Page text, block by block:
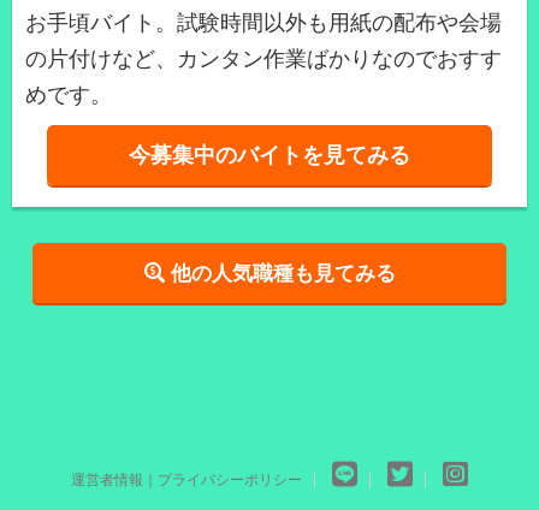
お手頃バイト。試験時間以外も用紙の配布や会場
の片付けなど、カンタン作業ばかりなのでおすす
めです。
今募集中のバイトを見てみる
他の人気職種も見てみる
運営者情報｜プライバシーポリシー